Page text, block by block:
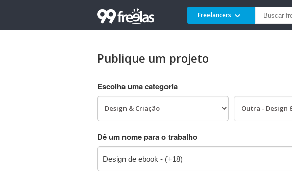
Freelancers
Publique um projeto
Escolha uma categoria
Dê um nome para o trabalho